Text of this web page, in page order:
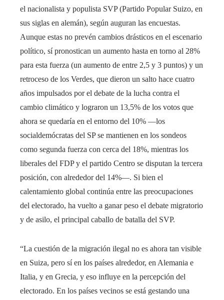
el nacionalista y populista SVP (Partido Popular Suizo, en
sus siglas en alemán), según auguran las encuestas.
Aunque estas no prevén cambios drásticos en el escenario
político, sí pronostican un aumento hasta en torno al 28%
para esta fuerza (un aumento de entre 2,5 y 3 puntos) y un
retroceso de los Verdes, que dieron un salto hace cuatro
años impulsados por el debate de la lucha contra el
cambio climático y lograron un 13,5% de los votos que
ahora se quedaría en el entorno del 10% ―los
socialdemócratas del SP se mantienen en los sondeos
como segunda fuerza con cerca del 18%, mientras los
liberales del FDP y el partido Centro se disputan la tercera
posición, con alrededor del 14%―. Si bien el
calentamiento global continúa entre las preocupaciones
del electorado, ha vuelto a ganar peso el debate migratorio
y de asilo, el principal caballo de batalla del SVP.
“La cuestión de la migración ilegal no es ahora tan visible
en Suiza, pero sí en los países alrededor, en Alemania e
Italia, y en Grecia, y eso influye en la percepción del
electorado. En los países vecinos se está gestando una